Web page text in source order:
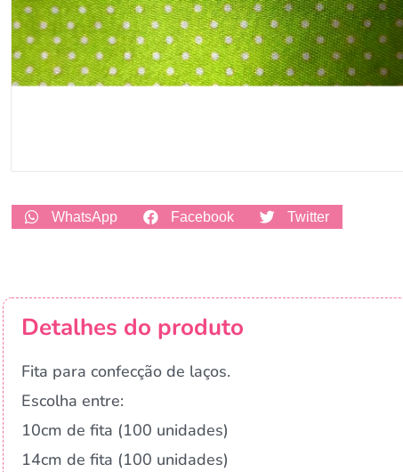
WhatsApp Facebook Twitter
Detalhes do produto
Fita para confecção de laços.
Escolha entre:
10cm de fita (100 unidades)
14cm de fita (100 unidades)